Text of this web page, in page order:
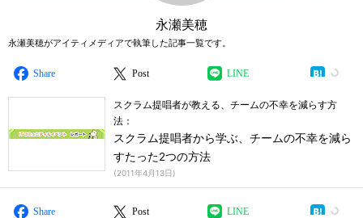
永瀬美穂
永瀬美穂がアイティメディアで執筆した記事一覧です。
Share Post LINE
スクラム提唱者が教える、チームの不幸を減らす方
法：
スクラム提唱者から学ぶ、チームの不幸を減ら
すたった2つの方法
(2011年4月13日)
Share Post LINE